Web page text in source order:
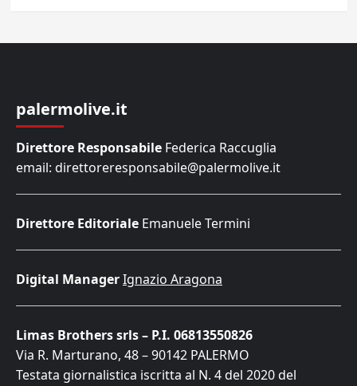
palermolive.it
Direttore Responsabile Federica Raccuglia
email: direttoreresponsabile@palermolive.it
Direttore Editoriale Emanuele Termini
Digital ManagerIgnazio Aragona
Limas Brothers srls – P.I. 06813550826
Via R. Marturano, 48 – 90142 PALERMO
Testata giornalistica iscritta al N. 4 del 2020 del